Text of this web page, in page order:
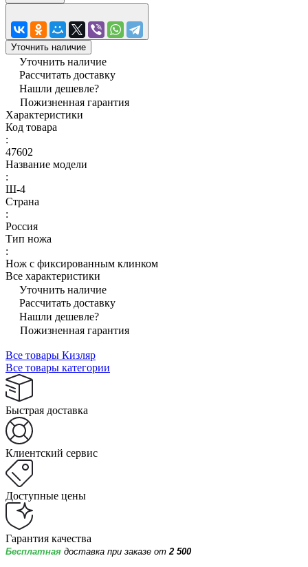
Уточнить наличие
Уточнить наличие
Рассчитать доставку
Нашли дешевле?
Пожизненная гарантия
Характеристики
Код товара
:
47602
Название модели
:
Ш-4
Страна
:
Россия
Тип ножа
:
Нож с фиксированным клинком
Все характеристики
Уточнить наличие
Рассчитать доставку
Нашли дешевле?
Пожизненная гарантия
Все товары Кизляр
Все товары категории
Быстрая доставка
Клиентский сервис
Доступные цены
Гарантия качества
Бесплатная доставка при заказе от 2 500